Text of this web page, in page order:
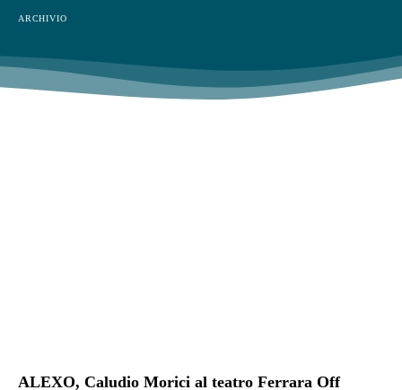
ARCHIVIO
ALEXO, Caludio Morici al teatro Ferrara Off